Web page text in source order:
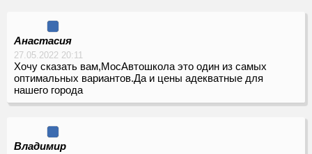
Анастасия
27.05.2022 20:11
Хочу сказать вам,МосАвтошкола это один из самых
оптимальных вариантов.Да и цены адекватные для
нашего города
Владимир